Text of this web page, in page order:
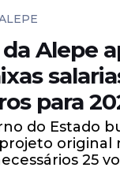
Alepe
para
do Estado
original
25